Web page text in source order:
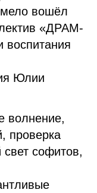
вошёл
«ДРАМ-
воспитания
Юлии
волнение,
проверка
софитов,